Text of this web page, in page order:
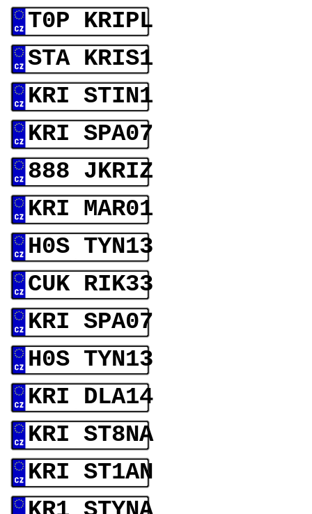
T0P KRIPL
STA KRIS1
KRI STIN1
KRI SPA07
888 JKRIZ
KRI MAR01
H0S TYN13
CUK RIK33
KRI SPA07
H0S TYN13
KRI DLA14
KRI ST8NA
KRI ST1AN